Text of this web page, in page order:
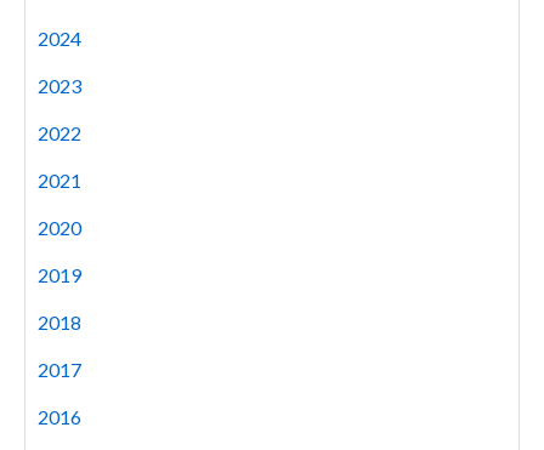
2024
2023
2022
2021
2020
2019
2018
2017
2016